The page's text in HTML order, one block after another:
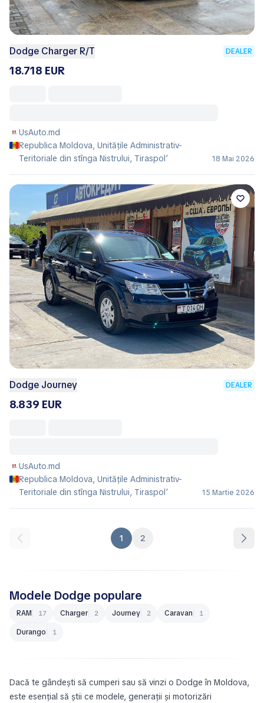
Dodge Charger R/T DEALER
18.718 EUR
UsAuto.md
Republica Moldova, Unitățile Administrativ-
Teritoriale din stînga Nistrului, Tiraspol’
18 Mai 2026
Dodge Journey DEALER
8.839 EUR
UsAuto.md
Republica Moldova, Unitățile Administrativ-
Teritoriale din stînga Nistrului, Tiraspol’
15 Martie 2026
1 2
Modele Dodge populare
RAM 17 Charger 2 Journey 2 Caravan 1
Durango 1
Dacă te gândești să cumperi sau să vinzi o Dodge în Moldova,
este esențial să știi ce modele, generații și motorizări